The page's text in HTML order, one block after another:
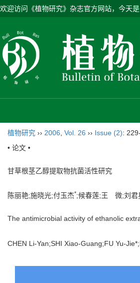
欢迎访问《植物研究》杂志官方网站，今天是
植物研究 ›› 2006 Vol. 26 ›› Issue (2):
• 论文 •
甘草根茎乙醇提取物抗菌活性研究
陈丽艳;施晓光;付玉杰*;候春莲;王 微;刘
The antimicrobial activity of ethanolic
CHEN Li-Yan;SHI Xiao-Guang;FU Yu-